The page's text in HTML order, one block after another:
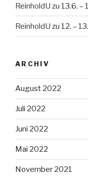
ReinholdU zu 13.6. –
ReinholdU zu 12. –
ARCHIV
August 2022
Juli 2022
Juni 2022
Mai 2022
November 2021